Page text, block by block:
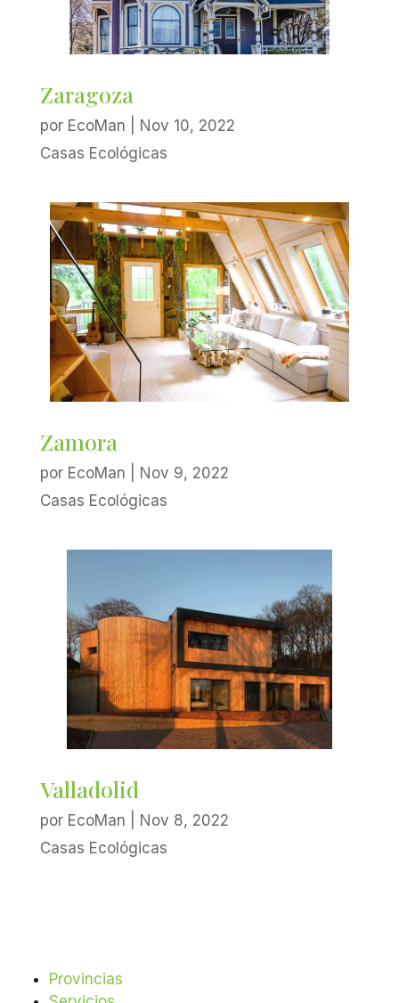
Zaragoza
por EcoMan
Nov 10, 2022
Casas Ecológicas
Zamora
por EcoMan
Nov 9, 2022
Casas Ecológicas
Valladolid
por EcoMan
Nov 8, 2022
Casas Ecológicas
Provincias